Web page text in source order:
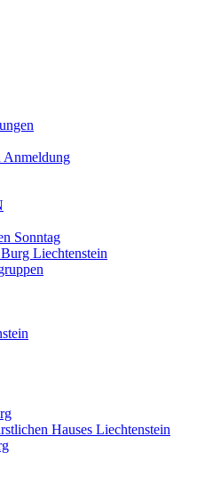
Anmeldung
Sonntag
Liechtenstein
Hauses Liechtenstein